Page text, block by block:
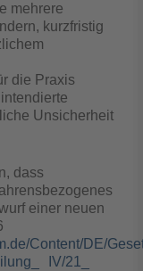
mehrere
kurzfristig
die Praxis
Unsicherheit
dass
einer neuen
Content/DE/
IV/21_